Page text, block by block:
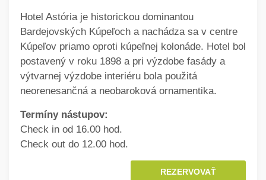
Hotel Astória je historickou dominantou
Bardejovských Kúpeľoch a nachádza sa v centre
Kúpeľov priamo oproti kúpeľnej kolonáde. Hotel bol
postavený v roku 1898 a pri výzdobe fasády a
výtvarnej výzdobe interiéru bola použitá
neorenesančná a neobaroková ornamentika.
Termíny nástupov:
Check in od 16.00 hod.
Check out do 12.00 hod.
REZERVOVAŤ